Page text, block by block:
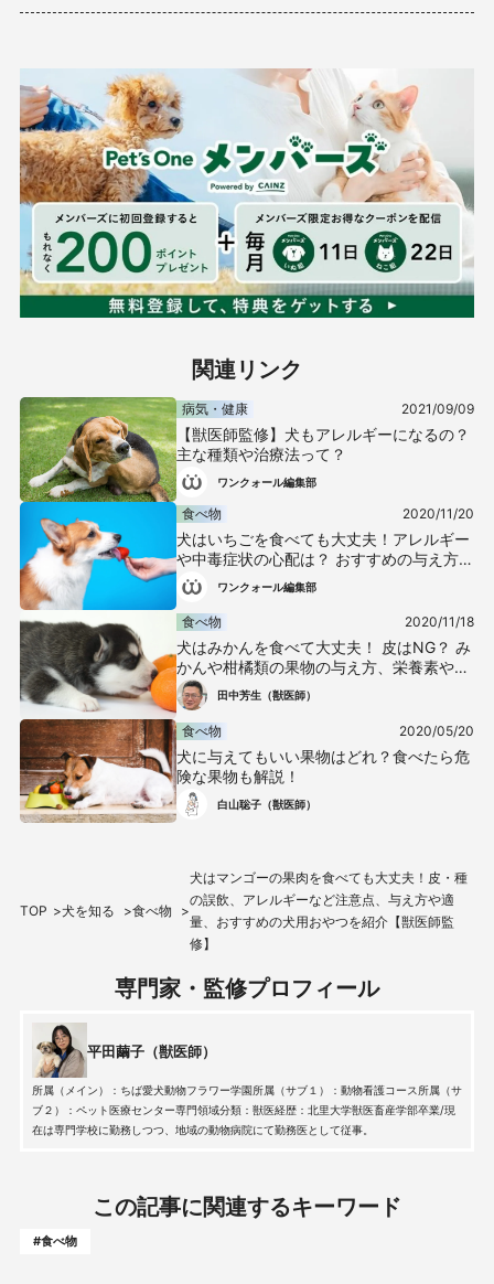
関連リンク
病気・健康 2021/09/09
【獣医師監修】犬もアレルギーになるの？
主な種類や治療法って？
ワンクォール編集部
食べ物 2020/11/20
犬はいちごを食べても大丈夫！アレルギー
や中毒症状の心配は？ おすすめの与え方と
適量を獣医が解説
ワンクォール編集部
食べ物 2020/11/18
犬はみかんを食べて大丈夫！ 皮はNG？ み
かんや柑橘類の果物の与え方、栄養素や注
意点を解説【獣医師監修】
田中芳生（獣医師）
食べ物 2020/05/20
犬に与えてもいい果物はどれ？食べたら危
険な果物も解説！
白山聡子（獣医師）
TOP 犬を知る 食べ物
犬はマンゴーの果肉を食べても大丈夫！皮・種
の誤飲、アレルギーなど注意点、与え方や適
量、おすすめの犬用おやつを紹介【獣医師監
修】
専門家・監修プロフィール
平田繭子（獣医師）
所属（メイン）：ちば愛犬動物フラワー学園所属（サブ１）：動物看護コース所属（サ
ブ２）：ペット医療センター専門領域分類：獣医経歴：北里大学獣医畜産学部卒業/現
在は専門学校に勤務しつつ、地域の動物病院にて勤務医として従事。
この記事に関連するキーワード
#食べ物